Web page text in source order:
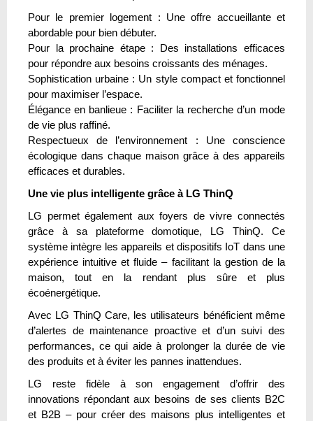
Pour le premier logement : Une offre accueillante et
abordable pour bien débuter.
Pour la prochaine étape : Des installations efficaces
pour répondre aux besoins croissants des ménages.
Sophistication urbaine : Un style compact et fonctionnel
pour maximiser l’espace.
Élégance en banlieue : Faciliter la recherche d’un mode
de vie plus raffiné.
Respectueux de l’environnement : Une conscience
écologique dans chaque maison grâce à des appareils
efficaces et durables.
Une vie plus intelligente grâce à LG ThinQ
LG permet également aux foyers de vivre connectés
grâce à sa plateforme domotique, LG ThinQ. Ce
système intègre les appareils et dispositifs IoT dans une
expérience intuitive et fluide – facilitant la gestion de la
maison, tout en la rendant plus sûre et plus
écoénergétique.
Avec LG ThinQ Care, les utilisateurs bénéficient même
d’alertes de maintenance proactive et d’un suivi des
performances, ce qui aide à prolonger la durée de vie
des produits et à éviter les pannes inattendues.
LG reste fidèle à son engagement d’offrir des
innovations répondant aux besoins de ses clients B2C
et B2B – pour créer des maisons plus intelligentes et